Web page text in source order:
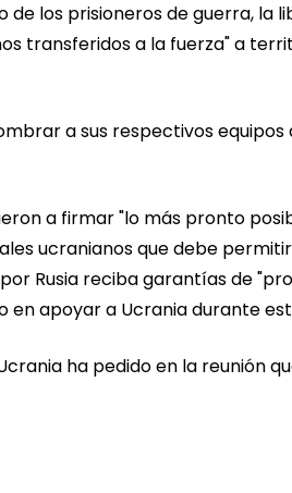
los prisioneros de guerra, la
transferidos a la fuerza" a
a sus respectivos
a firmar "lo más pronto
ucranianos que debe
Rusia reciba garantías de
en apoyar a Ucrania durante
ha pedido en la reunión